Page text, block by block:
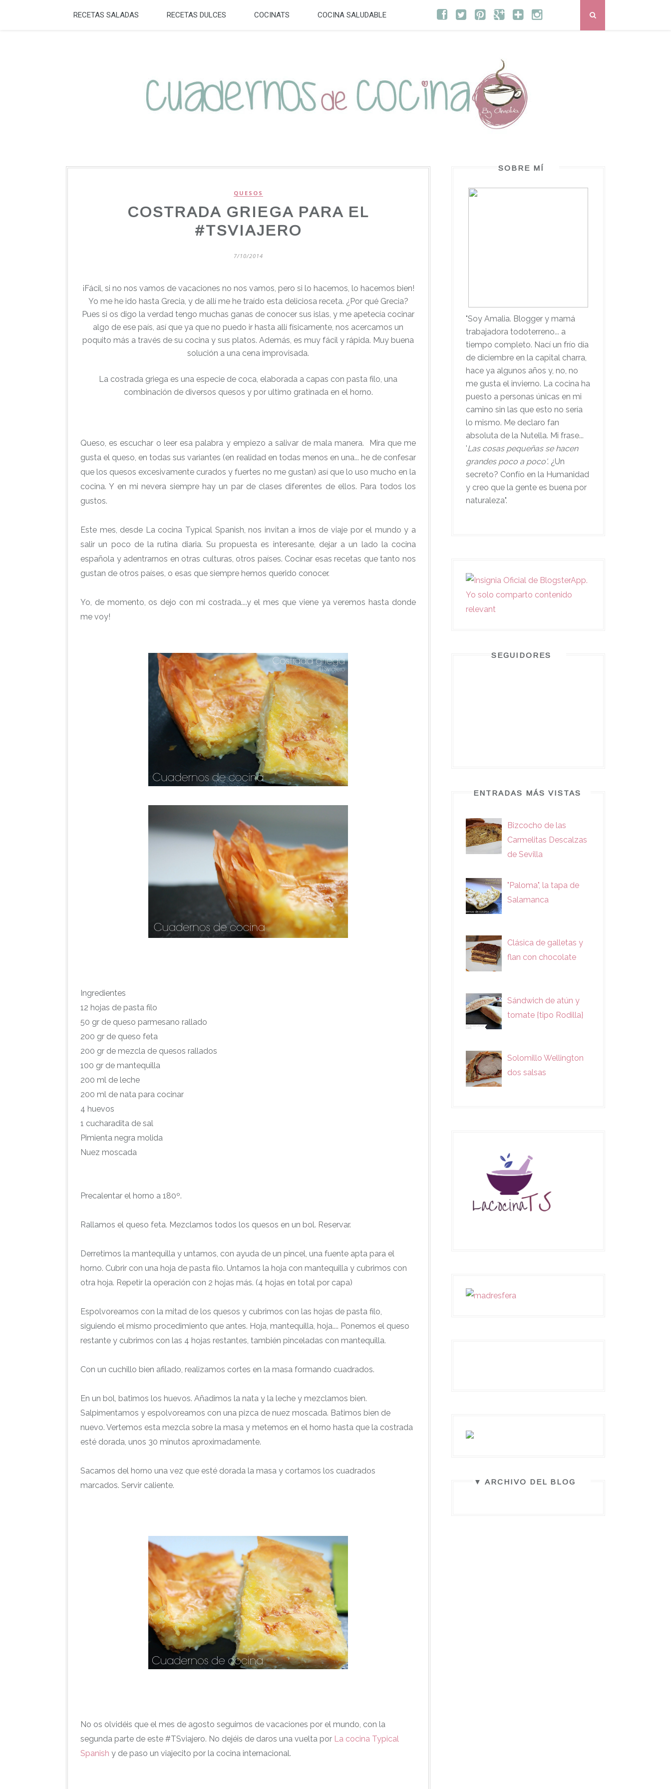
RECETAS SALADAS RECETAS DULCES COCINATS COCINA SALUDABLE
QUESOS
COSTRADA GRIEGA PARA EL
#TSVIAJERO
7/10/2014
¡Fácil, si no nos vamos de vacaciones no nos vamos, pero si lo hacemos, lo hacemos bien!
Yo me he ido hasta Grecia, y de allí me he traído esta deliciosa receta. ¿Por qué Grecia?
Pues si os digo la verdad tengo muchas ganas de conocer sus islas, y me apetecía cocinar
algo de ese país, así que ya que no puedo ir hasta allí físicamente, nos acercamos un
poquito más a través de su cocina y sus platos. Además, es muy fácil y rápida. Muy buena
solución a una cena improvisada.
La costrada griega es una especie de coca, elaborada a capas con pasta filo, una
combinación de diversos quesos y por ultimo gratinada en el horno.
Queso, es escuchar o leer esa palabra y empiezo a salivar de mala manera. Mira que me
gusta el queso, en todas sus variantes (en realidad en todas menos en una... he de confesar
que los quesos excesivamente curados y fuertes no me gustan) así que lo uso mucho en la
cocina. Y en mi nevera siempre hay un par de clases diferentes de ellos. Para todos los
gustos.
Este mes, desde La cocina Typical Spanish, nos invitan a irnos de viaje por el mundo y a
salir un poco de la rutina diaria. Su propuesta es interesante, dejar a un lado la cocina
española y adentrarnos en otras culturas, otros países. Cocinar esas recetas que tanto nos
gustan de otros países, o esas que siempre hemos querido conocer.
Yo, de momento, os dejo con mi costrada....y el mes que viene ya veremos hasta donde
me voy!
Ingredientes
12 hojas de pasta filo
50 gr de queso parmesano rallado
200 gr de queso feta
200 gr de mezcla de quesos rallados
100 gr de mantequilla
200 ml de leche
200 ml de nata para cocinar
4 huevos
1 cucharadita de sal
Pimienta negra molida
Nuez moscada
Precalentar el horno a 180º.
Rallamos el queso feta. Mezclamos todos los quesos en un bol. Reservar.
Derretimos la mantequilla y untamos, con ayuda de un pincel, una fuente apta para el
horno. Cubrir con una hoja de pasta filo. Untamos la hoja con mantequilla y cubrimos con
otra hoja. Repetir la operación con 2 hojas más. (4 hojas en total por capa)
Espolvoreamos con la mitad de los quesos y cubrimos con las hojas de pasta filo,
siguiendo el mismo procedimiento que antes. Hoja, mantequilla, hoja.... Ponemos el queso
restante y cubrimos con las 4 hojas restantes, también pinceladas con mantequilla.
Con un cuchillo bien afilado, realizamos cortes en la masa formando cuadrados.
En un bol, batimos los huevos. Añadimos la nata y la leche y mezclamos bien.
Salpimentamos y espolvoreamos con una pizca de nuez moscada. Batimos bien de
nuevo. Vertemos esta mezcla sobre la masa y metemos en el horno hasta que la costrada
esté dorada, unos 30 minutos aproximadamente.
Sacamos del horno una vez que esté dorada la masa y cortamos los cuadrados
marcados. Servir caliente.
No os olvidéis que el mes de agosto seguimos de vacaciones por el mundo, con la
segunda parte de este #TSviajero. No dejéis de daros una vuelta por La cocina Typical
Spanish y de paso un viajecito por la cocina internacional.
SOBRE MÍ
"Soy Amalia. Blogger y mamá
trabajadora todoterreno... a
tiempo completo. Nací un frío día
de diciembre en la capital charra,
hace ya algunos años y, no, no
me gusta el invierno. La cocina ha
puesto a personas únicas en mi
camino sin las que esto no sería
lo mismo. Me declaro fan
absoluta de la Nutella. Mi frase...
'Las cosas pequeñas se hacen
grandes poco a poco'. ¿Un
secreto? Confío en la Humanidad
y creo que la gente es buena por
naturaleza".
SEGUIDORES
ENTRADAS MÁS VISTAS
Bizcocho de las
Carmelitas Descalzas
de Sevilla
"Paloma", la tapa de
Salamanca
Clásica de galletas y
flan con chocolate
Sándwich de atún y
tomate {tipo Rodilla}
Solomillo Wellington
dos salsas
▼ ARCHIVO DEL BLOG